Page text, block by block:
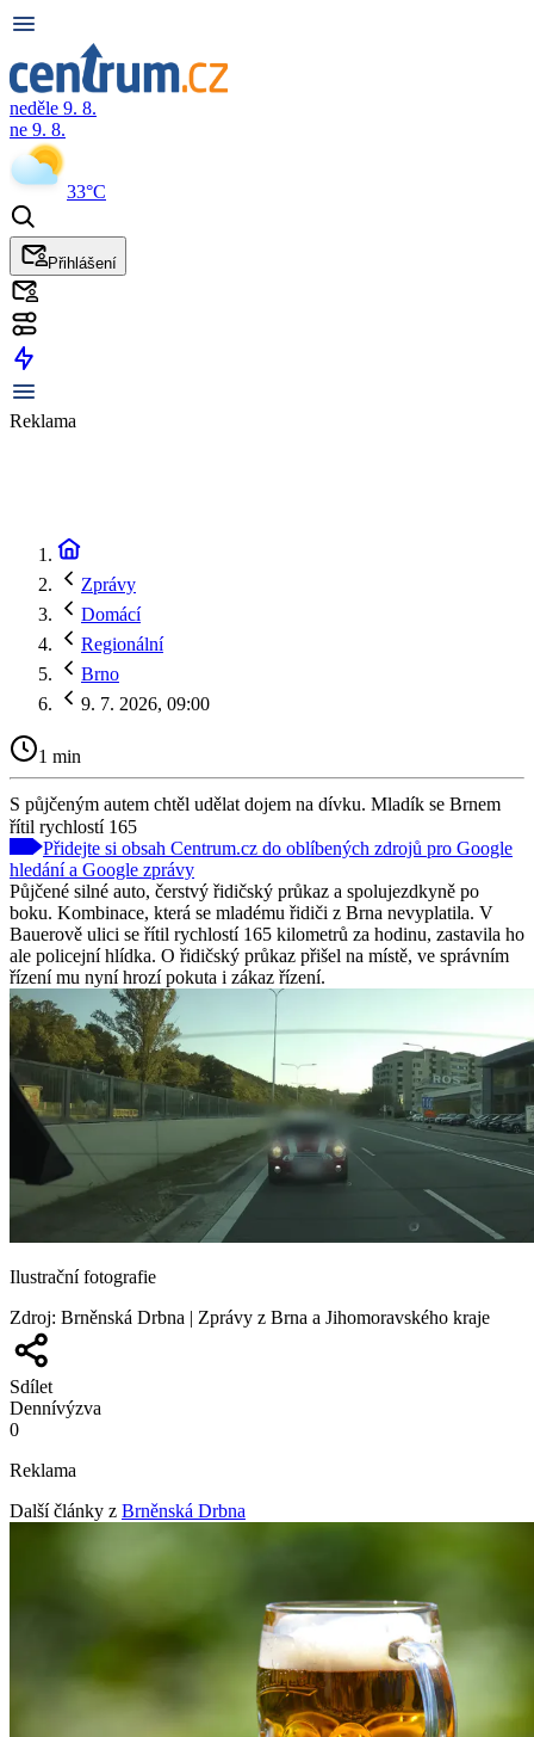
neděle 9. 8.
ne 9. 8.
33°C
Přihlášení
Reklama
Zprávy
Domácí
Regionální
Brno
9. 7. 2026, 09:00
1 min
S půjčeným autem chtěl udělat dojem na dívku. Mladík se Brnem
řítil rychlostí 165
Přidejte si obsah Centrum.cz do oblíbených zdrojů pro Google
hledání a Google zprávy
Půjčené silné auto, čerstvý řidičský průkaz a spolujezdkyně po
boku. Kombinace, která se mladému řidiči z Brna nevyplatila. V
Bauerově ulici se řítil rychlostí 165 kilometrů za hodinu, zastavila ho
ale policejní hlídka. O řidičský průkaz přišel na místě, ve správním
řízení mu nyní hrozí pokuta i zákaz řízení.
Ilustrační fotografie
Zdroj: Brněnská Drbna | Zprávy z Brna a Jihomoravského kraje
Sdílet
Dennívýzva
0
Reklama
Další články z Brněnská Drbna